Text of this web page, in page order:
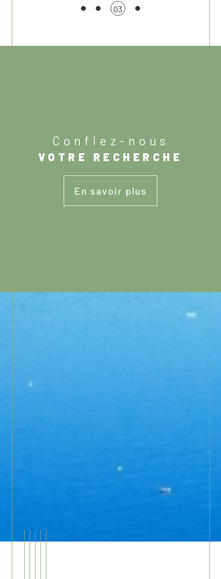
03
confiez-nous
VOTRE RECHERCHE
En savoir plus